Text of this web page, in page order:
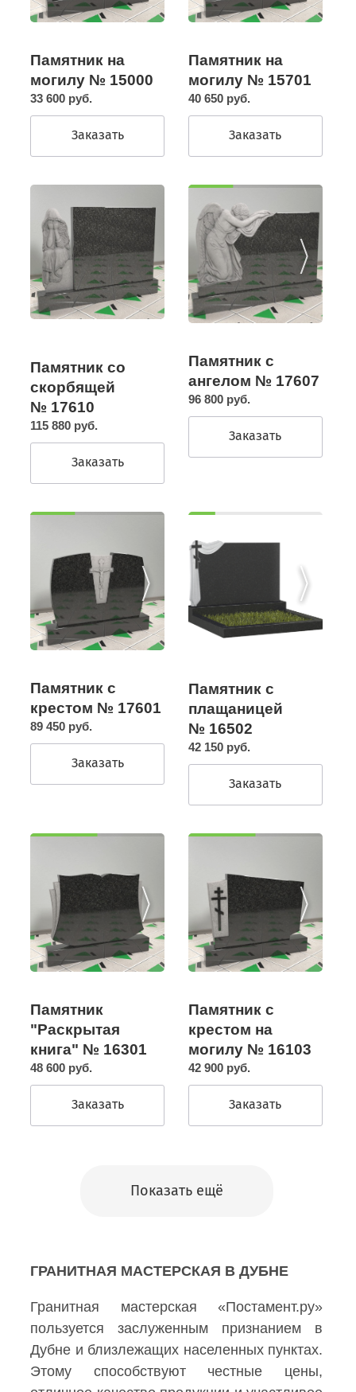
Памятник на
могилу № 15000
33 600 руб.
Заказать
Памятник на
могилу № 15701
40 650 руб.
Заказать
Памятник со
скорбящей
№ 17610
115 880 руб.
Заказать
Памятник с
ангелом № 17607
96 800 руб.
Заказать
Памятник с
крестом № 17601
89 450 руб.
Заказать
Памятник с
плащаницей
№ 16502
42 150 руб.
Заказать
Памятник
"Раскрытая
книга" № 16301
48 600 руб.
Заказать
Памятник с
крестом на
могилу № 16103
42 900 руб.
Заказать
Показать ещё
ГРАНИТНАЯ МАСТЕРСКАЯ В ДУБНЕ
Гранитная мастерская «Постамент.ру»
пользуется заслуженным признанием в
Дубне и близлежащих населенных пунктах.
Этому способствуют честные цены,